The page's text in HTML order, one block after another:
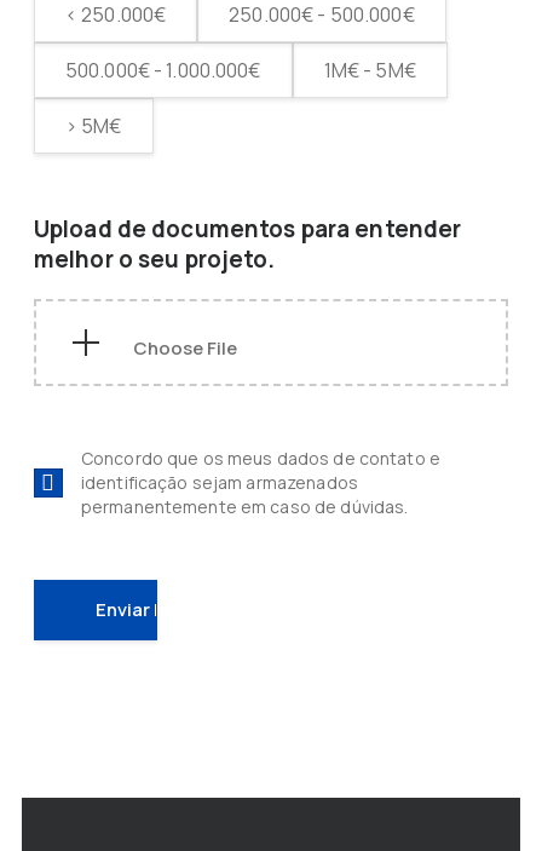
< 250.000€ 250.000€ - 500.000€
500.000€ - 1.000.000€ 1M€ - 5M€
> 5M€
Upload de documentos para entender
melhor o seu projeto.
Concordo que os meus dados de contato e
identificação sejam armazenados
permanentemente em caso de dúvidas.